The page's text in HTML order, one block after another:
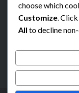
mention légales
choose which
Customize. Click
All to decline